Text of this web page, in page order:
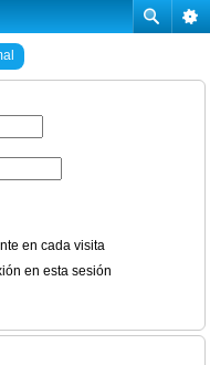
en cada visita
en esta sesión